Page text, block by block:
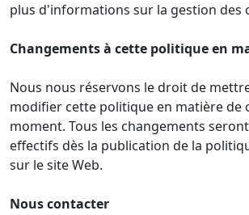
plus d'informations sur la gestion des
Changements à cette politique en
Nous nous réservons le droit de
modifier cette politique en matière de
moment. Tous les changements
effectifs dès la publication de la
sur le site Web.
Nous contacter